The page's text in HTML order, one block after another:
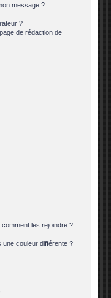
message ?
?
de rédaction de
les rejoindre ?
une couleur différente ?